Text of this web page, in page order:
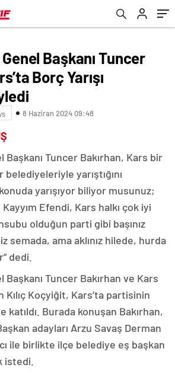
Başkanı Tuncer
Borç Yarışı
8 Haziran 2024 09:48
Başkanı Tuncer Bakırhan, Kars bir
yarıştığını
yarışıyor biliyor musunuz;
Efendi, Kars halkı çok iyi
olduğun parti gibi başınız
semada, ama aklınız hilede, hurda
dedi.
Başkanı Tuncer Bakırhan ve Kars
Koçyiğit, Kars’ta partisinin
Burada konuşan Bakırhan,
adayları Arzu Savaş Derman
ile birlikte ilçe belediye eş başkan
istedi.